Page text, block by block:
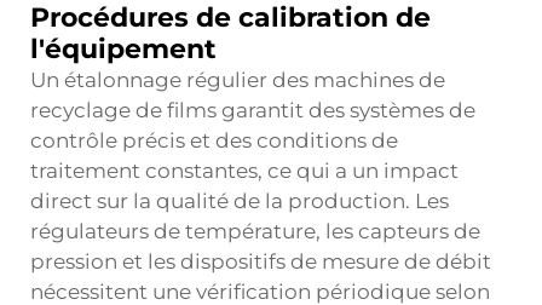
Procédures de calibration de
l'équipement
Un étalonnage régulier des machines de
recyclage de films garantit des systèmes de
contrôle précis et des conditions de
traitement constantes, ce qui a un impact
direct sur la qualité de la production. Les
régulateurs de température, les capteurs de
pression et les dispositifs de mesure de débit
nécessitent une vérification périodique selon